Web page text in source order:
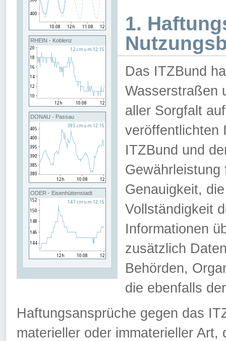
RHEIN - Koblenz
DONAU - Passau
ODER - Eisenhüttenstadt
1.
Das ITZBund
Wasserstraßen
aller Sorgfalt
veröffentlichten
ITZBund und
Genauigkeit,
Vollständigkeit
Informationen
zusätzlich
Behörden,
die ebenfalls
Haftungsansprüche gegen das
materieller oder immaterieller